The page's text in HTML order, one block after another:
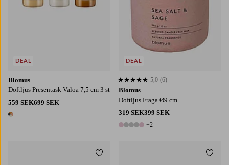
Blomus
Doftljus Presentask Valoa 7,5 cm 3 st
559 SEK699 SEK
1 färg
DEAL
Blomus
Doftljus Fraga Ø9 cm
319 SEK399 SEK
7 färger
+2
5,0 baserat på 6 st betyg
5,0 (6)
DEAL
Lägg till i favoriter